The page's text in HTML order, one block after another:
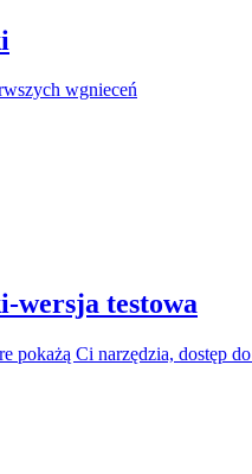
wgnieceń
wersja testowa
pokażą Ci narzędzia, dostęp